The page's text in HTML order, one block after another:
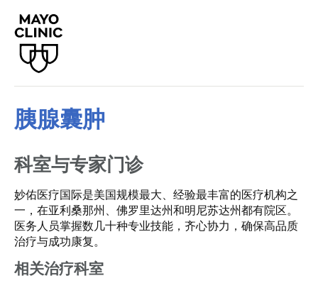
胰腺囊肿
科室与专家门诊
妙佑医疗国际是美国规模最大、经验最丰富的医疗机构之
一，在亚利桑那州、佛罗里达州和明尼苏达州都有院区。
医务人员掌握数几十种专业技能，齐心协力，确保高品质
治疗与成功康复。
相关治疗科室